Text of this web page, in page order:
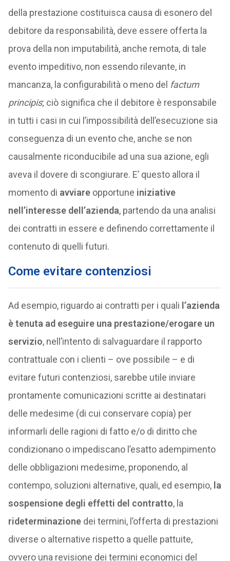
della prestazione costituisca causa di esonero del
debitore da responsabilità, deve essere offerta la
prova della non imputabilità, anche remota, di tale
evento impeditivo, non essendo rilevante, in
mancanza, la configurabilità o meno del factum
principis; ciò significa che il debitore è responsabile
in tutti i casi in cui l’impossibilità dell’esecuzione sia
conseguenza di un evento che, anche se non
causalmente riconducibile ad una sua azione, egli
aveva il dovere di scongiurare. E’ questo allora il
momento di avviareopportune iniziative
nell’interesse dell’azienda , partendo da una analisi
dei contratti in essere e definendo correttamente il
contenuto di quelli futuri.
Come evitare contenziosi
Ad esempio, riguardo ai contratti per i quali l’azienda
è tenuta ad eseguire una prestazione/erogare un
servizio , nell’intento di salvaguardare il rapporto
contrattuale con i clienti – ove possibile – e di
evitare futuri contenziosi, sarebbe utile inviare
prontamente comunicazioni scritte ai destinatari
delle medesime (di cui conservare copia) per
informarli delle ragioni di fatto e/o di diritto che
condizionano o impediscano l’esatto adempimento
delle obbligazioni medesime, proponendo, al
contempo, soluzioni alternative, quali, ed esempio, la
sospensione degli effetti del contratto , la
rideterminazionedei termini, l’offerta di prestazioni
diverse o alternative rispetto a quelle pattuite,
ovvero una revisione dei termini economici del